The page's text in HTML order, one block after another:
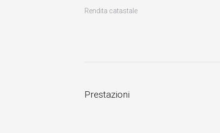
Rendita catastale
Prestazioni